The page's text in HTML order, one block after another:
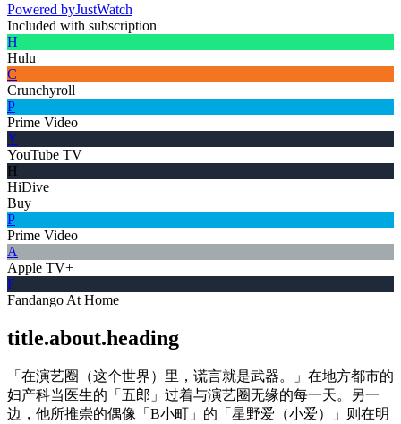
Powered byJustWatch
Included with subscription
H
Hulu
C
Crunchyroll
P
Prime Video
Y
YouTube TV
H
HiDive
Buy
P
Prime Video
A
Apple TV+
F
Fandango At Home
title.about.heading
「在演艺圈（这个世界）里，谎言就是武器。」在地方都市的
妇产科当医生的「五郎」过着与演艺圈无缘的每一天。另一
边，他所推崇的偶像「B小町」的「星野爱（小爱）」则在明